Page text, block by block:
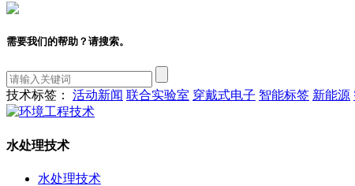
需要我们的帮助？请搜索。
技术标签： 活动新闻 联合实验室 穿戴式电子 智能标签 新能源
水处理技术
水处理技术